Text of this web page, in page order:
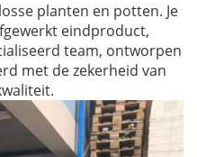
planten en potten. Je
eindproduct,
team, ontworpen
met de zekerheid van